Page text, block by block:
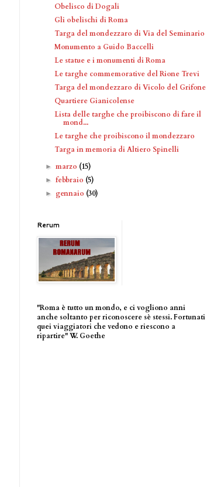
Obelisco di Dogali
Gli obelischi di Roma
Targa del mondezzaro di Via del Seminario
Monumento a Guido Baccelli
Le statue e i monumenti di Roma
Le targhe commemorative del Rione Trevi
Targa del mondezzaro di Vicolo del Grifone
Quartiere Gianicolense
Lista delle targhe che proibiscono di fare il
mond...
Le targhe che proibiscono il mondezzaro
Targa in memoria di Altiero Spinelli
►marzo (15)
►febbraio (5)
► gennaio (30)
Rerum
"Roma è tutto un mondo, e ci vogliono anni
anche soltanto per riconoscere sè stessi. Fortunati
quei viaggiatori che vedono e riescono a
ripartire" W. Goethe